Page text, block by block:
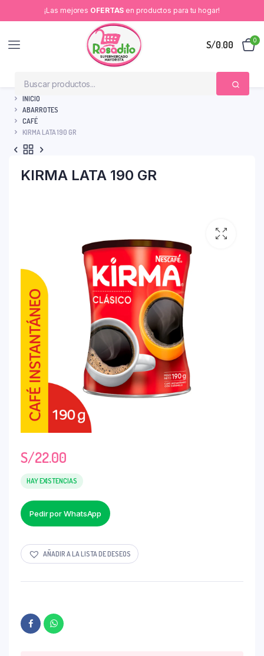
¡Las mejores OFERTAS en productos para tu hogar!
S/0.00 0
INICIO
ABARROTES
CAFÉ
KIRMA LATA 190 GR
KIRMA LATA 190 GR
S/22.00
HAY EXISTENCIAS
Pedir por WhatsApp
AÑADIR A LA LISTA DE DESEOS